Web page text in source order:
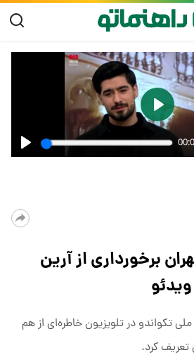
برخورداری از آرین
تکواندو در تلویزیون خاطره‌ای از هم
تعریف کرد.